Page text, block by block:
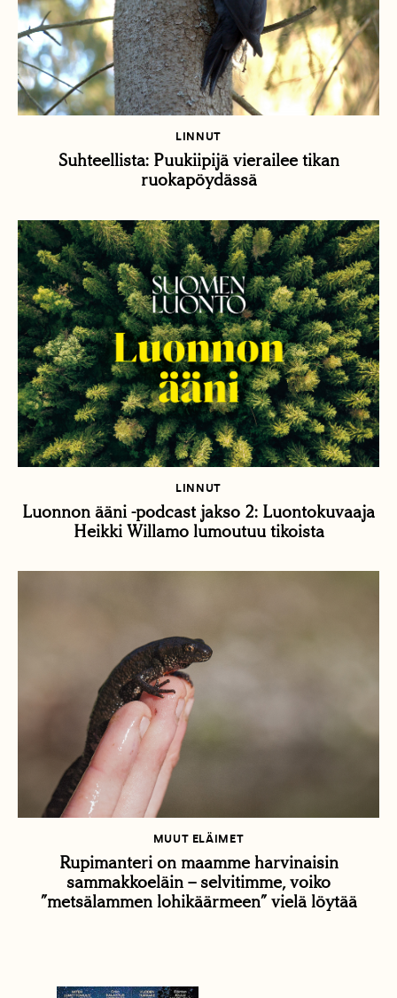
LINNUT
Suhteellista: Puukiipijä vierailee tikan
ruokapöydässä
LINNUT
Luonnon ääni -podcast jakso 2: Luontokuvaaja
Heikki Willamo lumoutuu tikoista
MUUT ELÄIMET
Rupimanteri on maamme harvinaisin
sammakkoeläin – selvitimme, voiko
”metsälammen lohikäärmeen” vielä löytää